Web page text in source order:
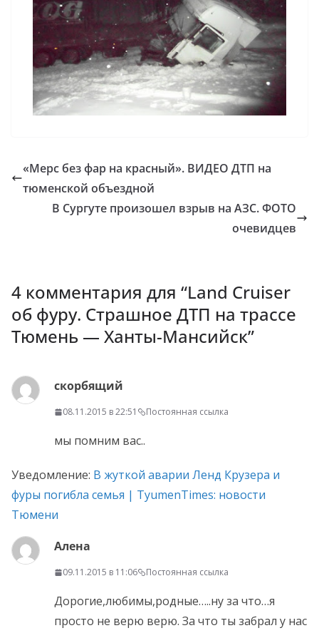
«Мерс без фар на красный». ВИДЕО ДТП на
тюменской объездной
В Сургуте произошел взрыв на АЗС. ФОТО
очевидцев
4 комментария для “Land Cruiser
об фуру. Страшное ДТП на трассе
Тюмень — Ханты-Мансийск”
скорбящий
08.11.2015 в 22:51 Постоянная ссылка
мы помним вас..
Уведомление: В жуткой аварии Ленд Крузера и
фуры погибла семья | TyumenTimes: новости
Тюмени
Алена
09.11.2015 в 11:06 Постоянная ссылка
Дорогие,любимы,родные…..ну за что…я
просто не верю верю. За что ты забрал у нас